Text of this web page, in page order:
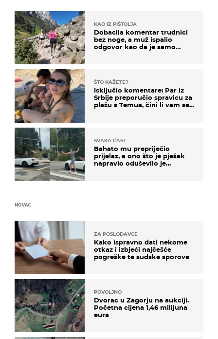
KAO IZ PIŠTOLJA
Dobacila komentar trudnici
bez noge, a muž ispalio
odgovor kao da je samo
ŠTO KAŽETE?
Isključio komentare: Par iz
Srbije preporučio spravicu za
plažu s Temua, čini li vam se
SVAKA ČAST
Bahato mu prepriječio
prijelaz, a ono što je pješak
napravio oduševilo je
NOVAC
ZA POSLODAVCE
Kako ispravno dati nekome
otkaz i izbjeći najčešće
pogreške te sudske sporove
POVOLJNO
Dvorac u Zagorju na aukciji.
Početna cijena 1,46 milijuna
eura